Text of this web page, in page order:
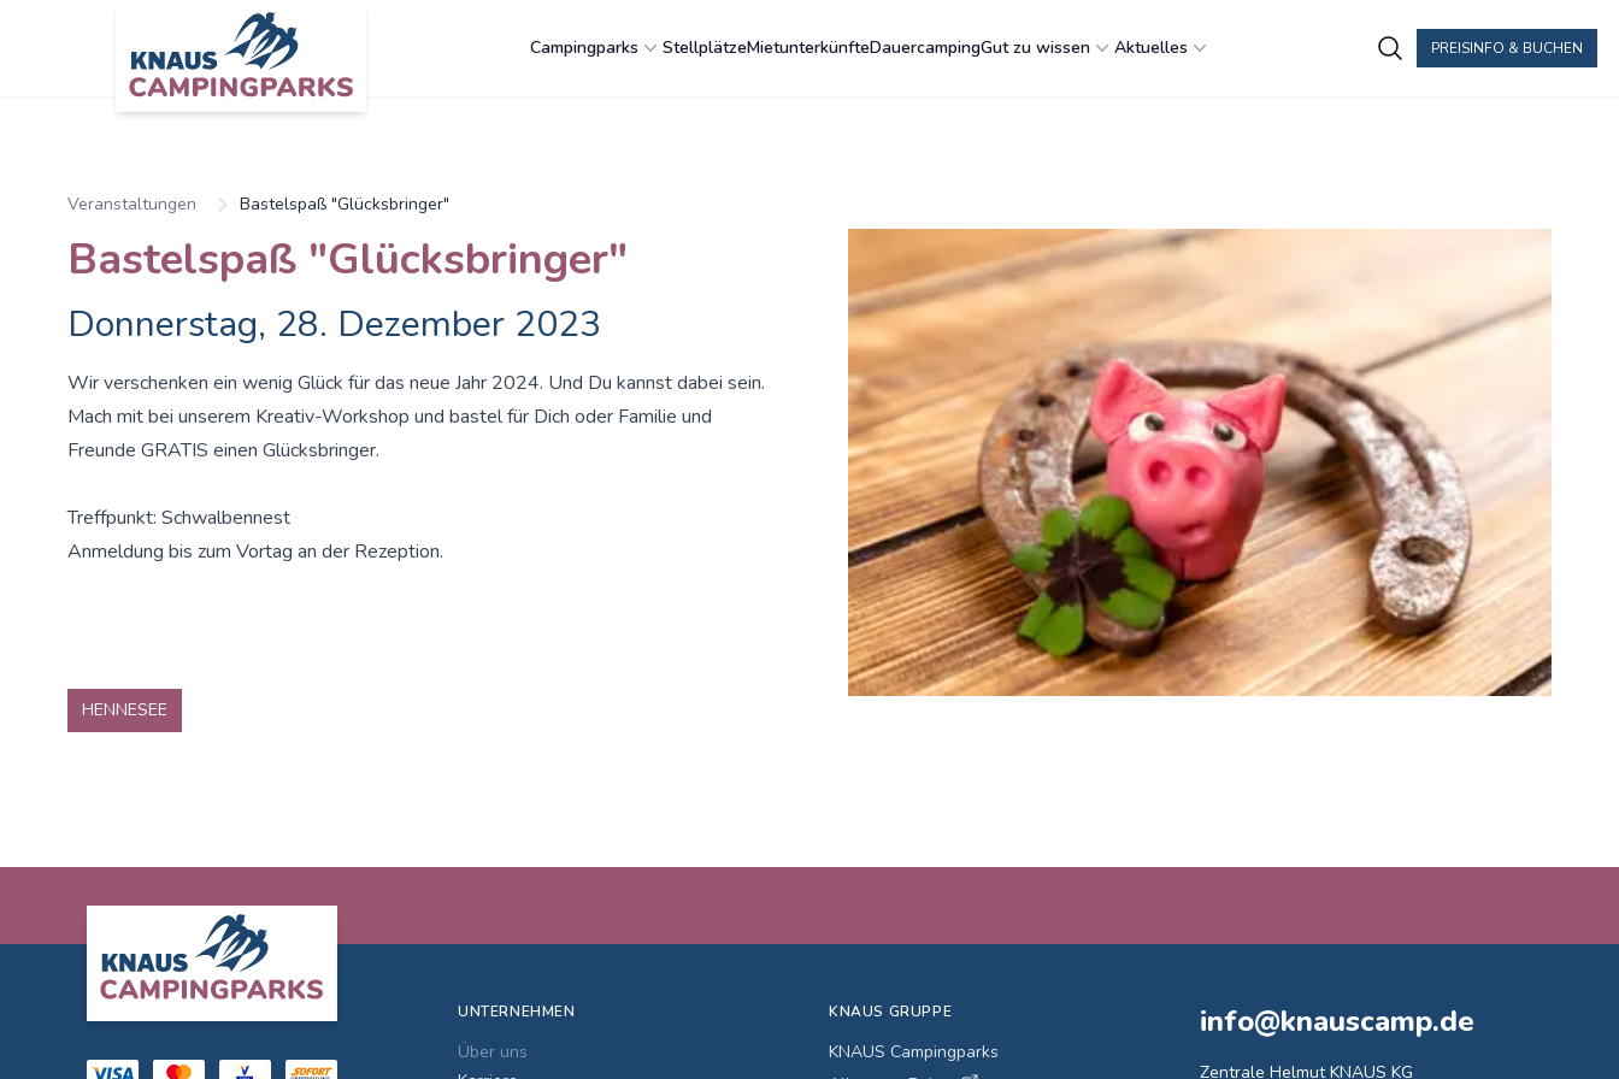
PREISINFO & BUCHEN
Campingparks StellplätzeMietunterkünfteDauercampingGut zu wissen Aktuelles
Veranstaltungen Bastelspaß "Glücksbringer"
Bastelspaß "Glücksbringer"
Donnerstag, 28. Dezember 2023
Wir verschenken ein wenig Glück für das neue Jahr 2024. Und Du kannst dabei sein.
Mach mit bei unserem Kreativ-Workshop und bastel für Dich oder Familie und
Freunde GRATIS einen Glücksbringer.
Treffpunkt: Schwalbennest
Anmeldung bis zum Vortag an der Rezeption.
HENNESEE
UNTERNEHMEN
Über uns
KNAUS GRUPPE
KNAUS Campingparks
info@knauscamp.de
Zentrale Helmut KNAUS KG